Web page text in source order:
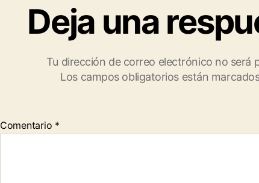
Deja una
Tu dirección de correo electrónico no será
Los campos obligatorios están
Comentario *